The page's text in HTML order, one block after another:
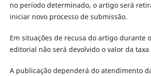
no período determinado, o artigo será
iniciar novo processo de submissão.
Em situações de recusa do artigo durante
editorial não será devolvido o valor da taxa
A publicação dependerá do atendimento